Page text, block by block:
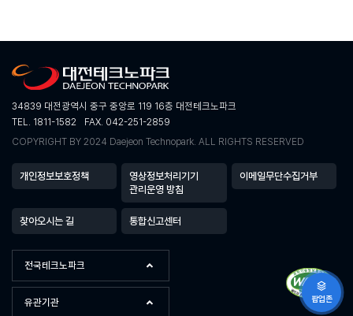
34839 대전광역시 중구 중앙로 119 16층 대전테크노파크
TEL. 1811-1582
FAX. 042-251-2859
COPYRIGHT BY 2024 Daejeon Technopark. ALL RIGHTS RESERVED
전국테크노파크
유관기관
개인정보보호정책
영상정보처리기기
관리운영 방침
이메일무단수집거부
찾아오시는 길 통합신고센터
팝업존